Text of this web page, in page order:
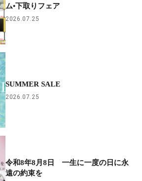
ム•下取りフェア
2026.07.25
SUMMER SALE
2026.07.25
令和8年8月8日 一生に一度の日に永
遠の約束を